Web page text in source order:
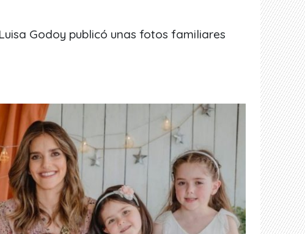
Godoy publicó unas fotos familiares